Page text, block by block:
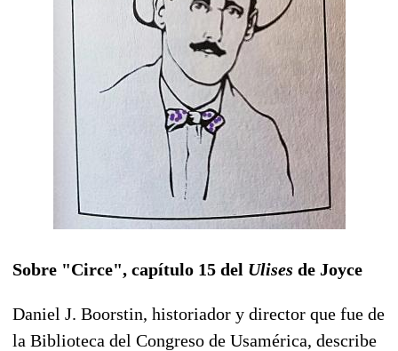
Sobre "Circe", capítulo 15 del Ulises de Joyce
Daniel J. Boorstin, historiador y director que fue de
la Biblioteca del Congreso de Usamérica, describe